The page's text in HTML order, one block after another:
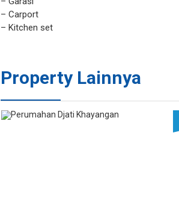
– Carport
– Kitchen set
Property Lainnya